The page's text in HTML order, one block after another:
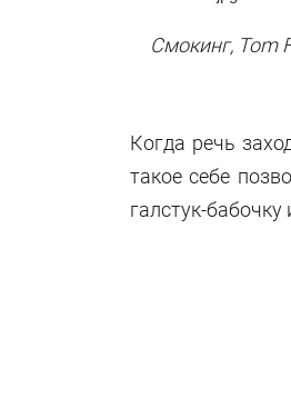
Смокинг, Tom
Когда речь
такое себе
галстук-